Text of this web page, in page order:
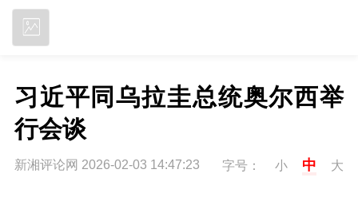
习近平同乌拉圭总统奥尔西举
行会谈
新湘评论网 2026-02-03 14:47:23 字号： 小 中 大